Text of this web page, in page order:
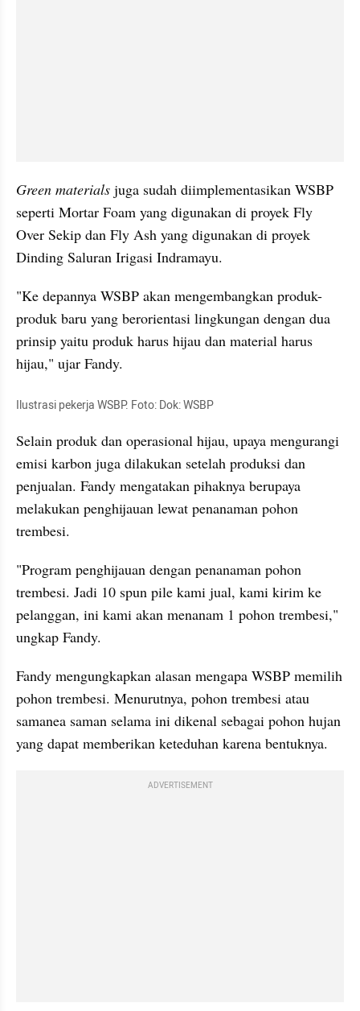
Green materials juga sudah diimplementasikan WSBP
seperti Mortar Foam yang digunakan di proyek Fly
Over Sekip dan Fly Ash yang digunakan di proyek
Dinding Saluran Irigasi Indramayu.
"Ke depannya WSBP akan mengembangkan produk-
produk baru yang berorientasi lingkungan dengan dua
prinsip yaitu produk harus hijau dan material harus
hijau," ujar Fandy.
Ilustrasi pekerja WSBP. Foto: Dok: WSBP
Selain produk dan operasional hijau, upaya mengurangi
emisi karbon juga dilakukan setelah produksi dan
penjualan. Fandy mengatakan pihaknya berupaya
melakukan penghijauan lewat penanaman pohon
trembesi.
"Program penghijauan dengan penanaman pohon
trembesi. Jadi 10 spun pile kami jual, kami kirim ke
pelanggan, ini kami akan menanam 1 pohon trembesi,"
ungkap Fandy.
Fandy mengungkapkan alasan mengapa WSBP memilih
pohon trembesi. Menurutnya, pohon trembesi atau
samanea saman selama ini dikenal sebagai pohon hujan
yang dapat memberikan keteduhan karena bentuknya.
ADVERTISEMENT